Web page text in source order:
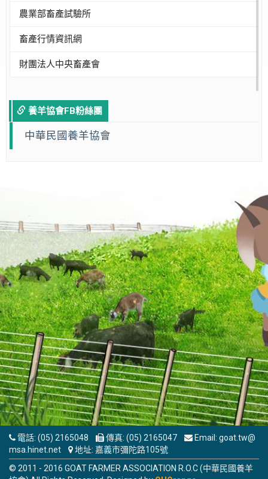
農業部畜產試驗所
畜產行情資訊網
財團法人中央畜產會
養羊協會FB粉絲團
中華民國養羊協會
電話: (05) 2165048 傳真: (05) 2165047 Email: goat.tw@
msa.hinet.net
地址: 嘉義市彌陀路105號
© 2011 - 2016 GOAT FARMER ASSOCIATION R.O.C (中華民國養羊